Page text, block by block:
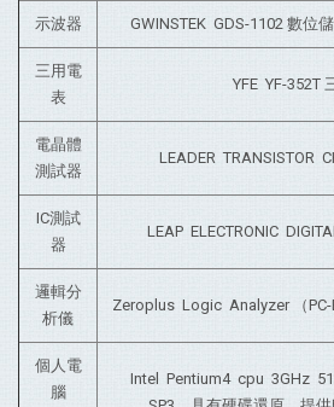
示波器 GWINSTEK GDS-1102 數位
三用電
表
YFE YF-352T
電晶體
測試器
LEADER TRANSISTOR
IC測試
器
LEAP ELECTRONIC
邏輯分
析儀
Zeroplus Logic Analyzer （PC-
個人電
腦
Intel Pentium4 cpu 3GHz